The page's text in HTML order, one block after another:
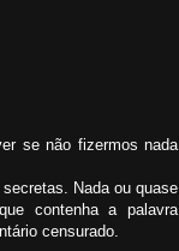
se não fizermos nada
Nada ou quase
contenha a palavra
censurado.